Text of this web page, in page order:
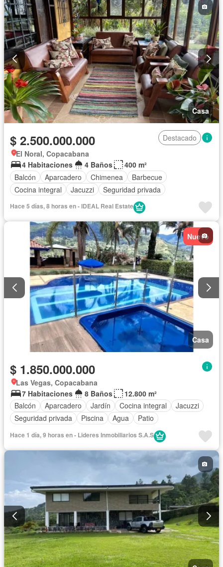
Casa
$ 2.500.000.000
Destacado
El Noral, Copacabana
4 Habitaciones
4 Baños
400 m²
Balcón
Aparcadero Chimenea
Barbecue
Cocina integral
Jacuzzi Seguridad privada
Hace 5 días, 8 horas en - IDEAL Real Estate
Nuevo
Casa
$ 1.850.000.000
Las Vegas, Copacabana
7 Habitaciones
8 Baños
12.800 m²
Balcón
Aparcadero Jardín Cocina integral
Jacuzzi
Seguridad privada
Piscina Agua Patio
Hace 1 día, 9 horas en - Lideres Inmobiliarios S.A.S